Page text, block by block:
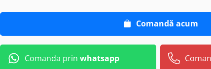
Comandă acum
Comanda prin whatsapp